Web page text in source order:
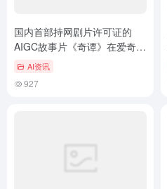
国内首部持网剧片许可证的
AIGC故事片《奇谭》在爱奇艺
上线AI资讯
927